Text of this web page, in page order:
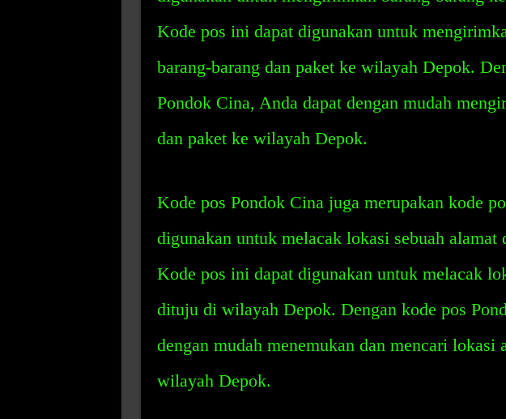
Kode pos ini dapat digunakan untuk
barang-barang dan paket ke wilayah Depok.
Pondok Cina, Anda dapat dengan mudah
dan paket ke wilayah Depok.
Kode pos Pondok Cina juga merupakan kode
digunakan untuk melacak lokasi sebuah
Kode pos ini dapat digunakan untuk melacak
dituju di wilayah Depok. Dengan kode pos
dengan mudah menemukan dan mencari lokasi
wilayah Depok.